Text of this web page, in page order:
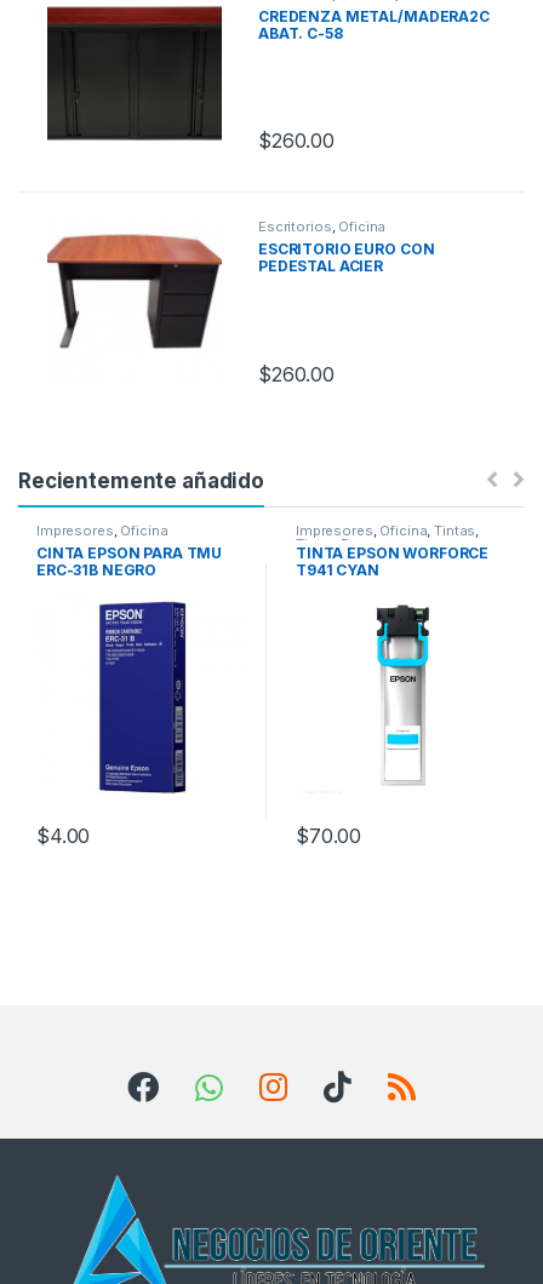
CREDENZA METAL/MADERA2C
ABAT. C-58
$260.00
Escritorios, Oficina
ESCRITORIO EURO CON
PEDESTAL ACIER
$260.00
Recientemente añadido
Impresores, Oficina
CINTA EPSON PARA TMU
ERC-31B NEGRO
$4.00
Impresores, Oficina,Tintas,
Tintas Epson
TINTA EPSON WORFORCE
T941 CYAN
$70.00